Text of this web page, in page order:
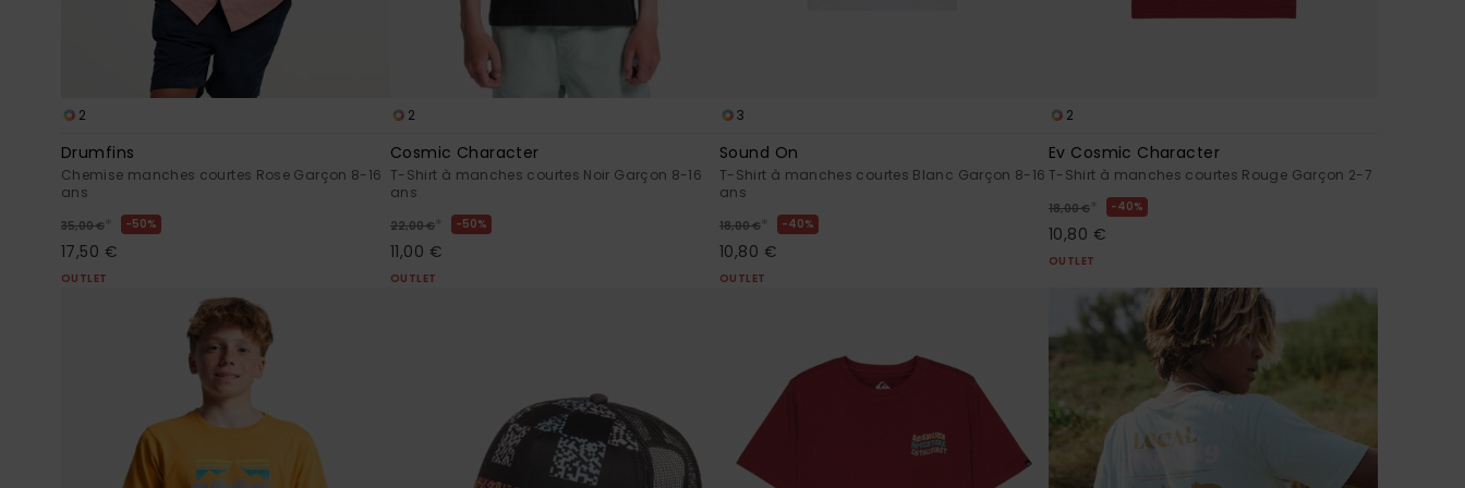
2
Drumfins
Chemise manches courtes Rose Garçon 8-16
ans
35,00 € * 50%
17,50 €
OUTLET
2
Cosmic Character
T-Shirt à manches courtes Noir Garçon 8-16
ans
22,00 € * 50%
11,00 €
OUTLET
3
Sound On
T-Shirt à manches courtes Blanc Garçon 8-16
ans
18,00 € * 40%
10,80 €
OUTLET
2
Ev Cosmic Character
T-Shirt à manches courtes Rouge Garçon 2-7
18,00 € * 40%
10,80 €
OUTLET